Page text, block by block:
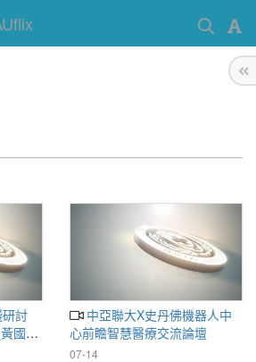
國楨
中亞聯大X史丹佛機器人中
心前瞻智慧醫療交流論壇
07-14